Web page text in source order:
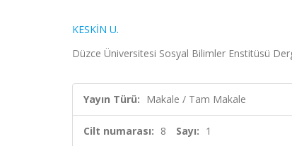
KESKİN U.
Düzce Üniversitesi Sosyal Bilimler Enstitüsü
Yayın Türü: Makale / Tam Makale
Cilt numarası: 8 Sayı: 1